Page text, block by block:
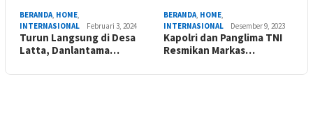
BERANDA, HOME,
INTERNASIONAL
Februari 3, 2024
Turun Langsung di Desa
Latta, Danlantama…
BERANDA, HOME,
INTERNASIONAL
Desember 9, 2023
Kapolri dan Panglima TNI
Resmikan Markas…